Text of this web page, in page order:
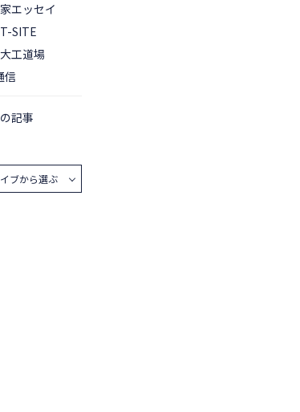
エッセイ
SITE
工道場
信
記事
ブから選ぶ